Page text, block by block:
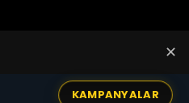
✕
KAMPANYALAR